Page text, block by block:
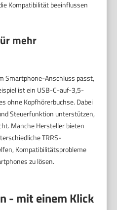
Kompatibilität beeinflussen
mehr
Smartphone-Anschluss passt,
ist ein USB-C-auf-3,5-
ohne Kopfhörerbuchse. Dabei
Steuerfunktion unterstützen,
Manche Hersteller bieten
TRRS-
Kompatibilitätsprobleme
zu lösen.